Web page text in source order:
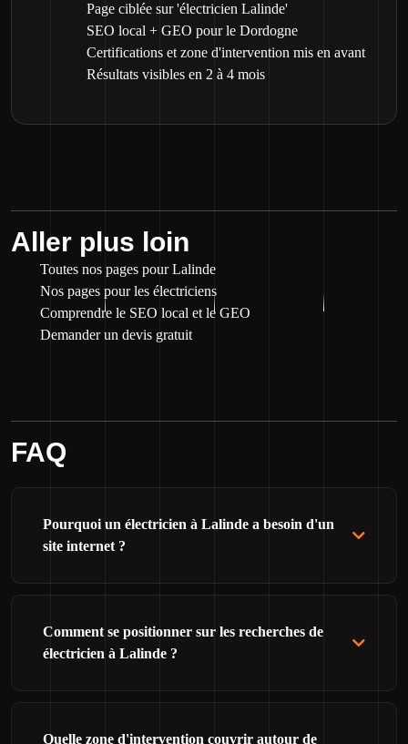
Page ciblée sur 'électricien Lalinde'
SEO local + GEO pour le Dordogne
Certifications et zone d'intervention mis en avant
Résultats visibles en 2 à 4 mois
Aller plus loin
Toutes nos pages pour Lalinde
Nos pages pour les électriciens
Comprendre le SEO local et le GEO
Demander un devis gratuit
FAQ
Pourquoi un électricien à Lalinde a besoin d'un
site internet ?
Comment se positionner sur les recherches de
électricien à Lalinde ?
Quelle zone d'intervention couvrir autour de